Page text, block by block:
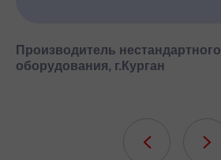
Производитель нестандартного
оборудования, г.Курган